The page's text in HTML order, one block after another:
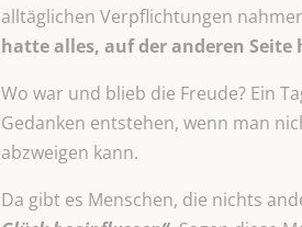
alltäglichen Verpflichtungen
hatte alles, auf der anderen Seite
Wo war und blieb die Freude? Ein
Gedanken entstehen, wenn man
abzweigen kann.
Da gibt es Menschen, die nichts